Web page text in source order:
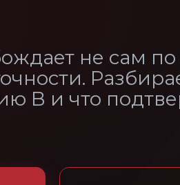
Только законным
путём